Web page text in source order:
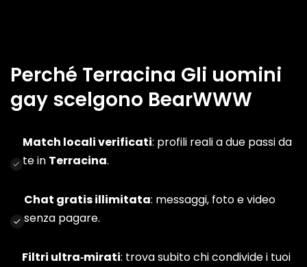
Perché Terracina Gli uomini
gay scelgono BearWWW
Match locali verificati: profili reali a due passi da
te in Terracina.
Chat gratis illimitata: messaggi, foto e video
senza pagare.
Filtri ultra‑mirati: trova subito chi condivide i tuoi